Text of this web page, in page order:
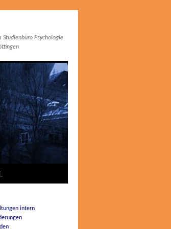
Studienbüro Psychologie
intern